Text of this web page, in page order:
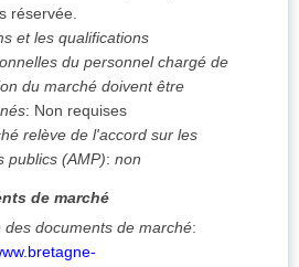
réservée.
et les qualifications
du personnel chargé de
du marché doivent être
: Non requises
relève de l'accord sur les
publics (AMP): non
de marché
des documents de marché: